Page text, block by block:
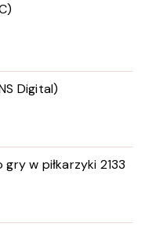
Digital)
w piłkarzyki 2133